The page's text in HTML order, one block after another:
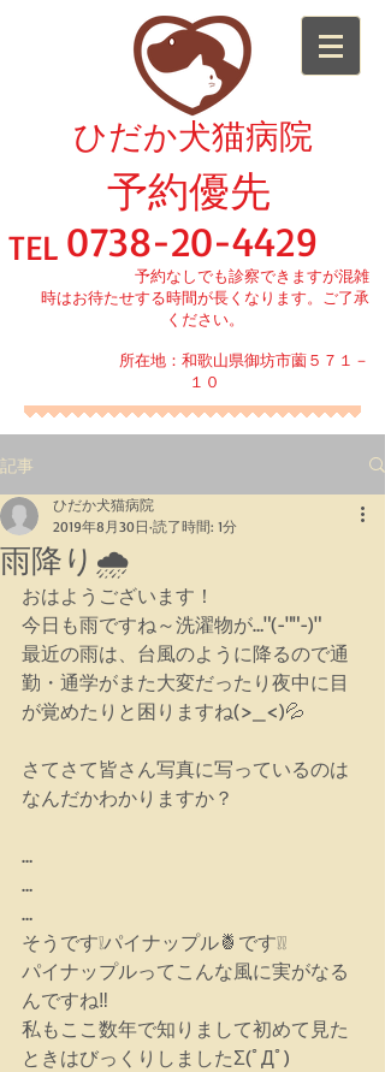
​ひだか犬猫病院
0738-20-4429
予約なしでも診察できますが混雑
時はお待たせする時間が長くなります。ご了承
ください。
所在地：和歌山県御坊市薗５７１－
１０
予約優先
TEL
記事
雨降り🌧
ひだか犬猫病院
2019年8月30日 読了時間: 1分
おはようございます！
今日も雨ですね～洗濯物が…"(-""-)"
最近の雨は、台風のように降るので通
勤・通学がまた大変だったり夜中に目
が覚めたりと困りますね(>_<)💦
さてさて皆さん写真に写っているのは
なんだかわかりますか？
…
…
…
そうです❕パイナップル🍍です❕❕
パイナップルってこんな風に実がなる
んですね‼
私もここ数年で知りまして初めて見た
ときはびっくりしましたΣ(ﾟДﾟ)